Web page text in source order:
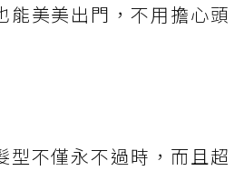
能美美出門，不用擔心頭
型不僅永不過時，而且超